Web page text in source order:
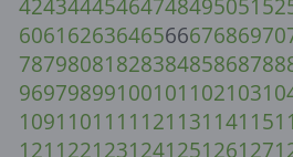
4243444546474849505152
6061626364656667686970
7879808182838485868788
96979899100101 102103
109110111 112113114115
121 122123124125126127